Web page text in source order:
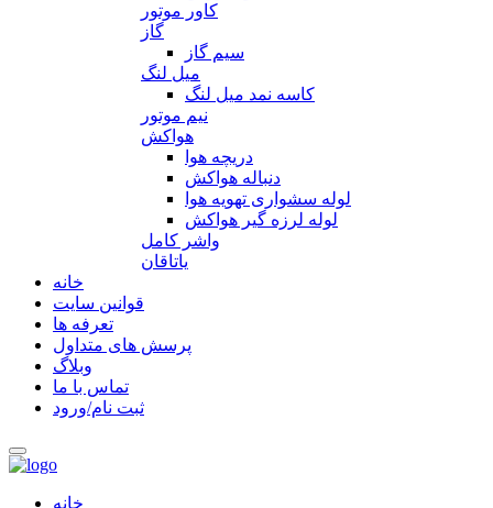
کاور موتور
گاز
سیم گاز
میل لنگ
کاسه نمد میل لنگ
نیم موتور
هواکش
دریچه هوا
دنباله هواکش
لوله سشواری تهویه هوا
لوله لرزه گیر هواکش
واشر کامل
یاتاقان
خانه
قوانین سایت
تعرفه ها
پرسش های متداول
وبلاگ
تماس با ما
ثبت نام/ورود
خانه